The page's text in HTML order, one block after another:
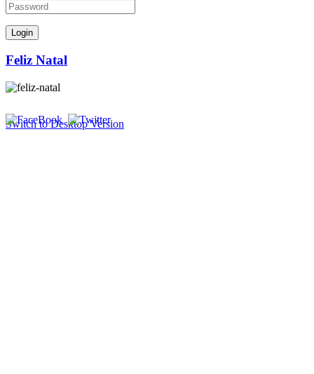
Feliz Natal
Switch to Desktop Version